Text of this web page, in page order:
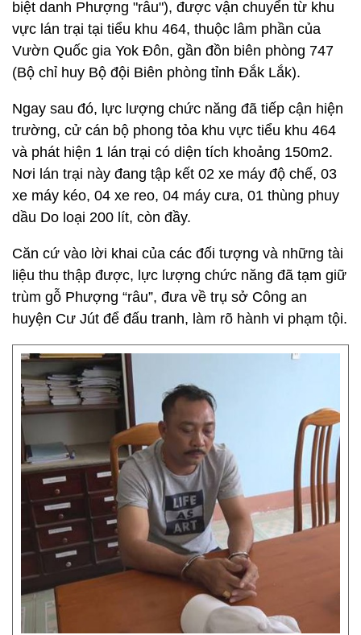
biệt danh Phượng "râu"), được vận chuyển từ khu
vực lán trại tại tiểu khu 464, thuộc lâm phần của
Vườn Quốc gia Yok Đôn, gần đồn biên phòng 747
(Bộ chỉ huy Bộ đội Biên phòng tỉnh Đắk Lắk).
Ngay sau đó, lực lượng chức năng đã tiếp cận hiện
trường, cử cán bộ phong tỏa khu vực tiểu khu 464
và phát hiện 1 lán trại có diện tích khoảng 150m2.
Nơi lán trại này đang tập kết 02 xe máy độ chế, 03
xe máy kéo, 04 xe reo, 04 máy cưa, 01 thùng phuy
dầu Do loại 200 lít, còn đầy.
Căn cứ vào lời khai của các đối tượng và những tài
liệu thu thập được, lực lượng chức năng đã tạm giữ
trùm gỗ Phượng “râu”, đưa về trụ sở Công an
huyện Cư Jút để đấu tranh, làm rõ hành vi phạm tội.